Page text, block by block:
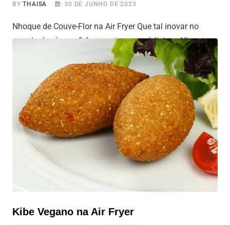
BYTHAISA 30 DE JUNHO DE 2023
Nhoque de Couve-Flor na Air Fryer Que tal inovar no
mundo do nhoque? Apresentamos o delicioso Nhoque
de Couve-Flor na Air Fryer, uma receita low carb, que
muitos vegetarianos e carnívoros vão amar. Com uma
base de couve-flor e uma preparação na air fryer que
resulta em um exterior dourado e crocante, você vai se
Kibe Vegano na Air Fryer